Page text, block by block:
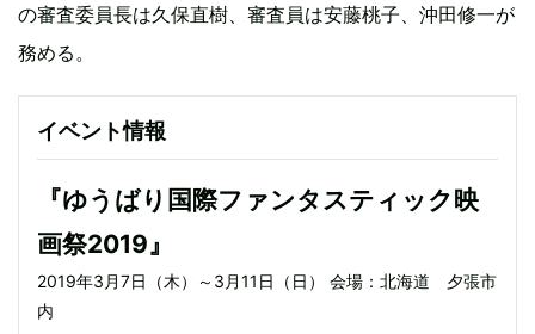
の審査委員長は久保直樹、審査員は安藤桃子、沖田修一が
務める。
イベント情報
『ゆうばり国際ファンタスティック映
画祭2019』
2019年3月7日（木）～3月11日（日） 会場：北海道 夕張市
内